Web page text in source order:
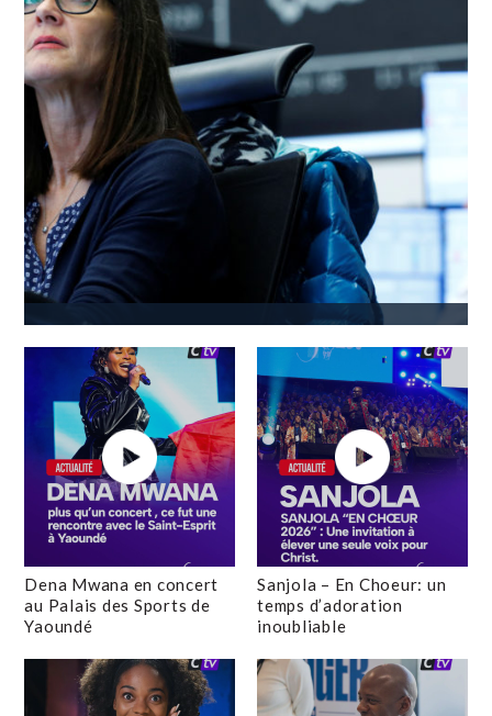
Dena Mwana en concert
au Palais des Sports de
Yaoundé
Sanjola – En Choeur: un
temps d’adoration
inoubliable